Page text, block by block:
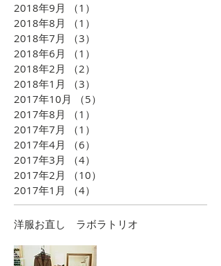
2018年9月
（1）
2018年8月
（1）
2018年7月
（3）
2018年6月
（1）
2018年2月
（2）
2018年1月
（3）
2017年10月
（5）
2017年8月
（1）
2017年7月
（1）
2017年4月
（6）
2017年3月
（4）
2017年2月
（10）
2017年1月
（4）
​洋服お直し ラボラトリオ